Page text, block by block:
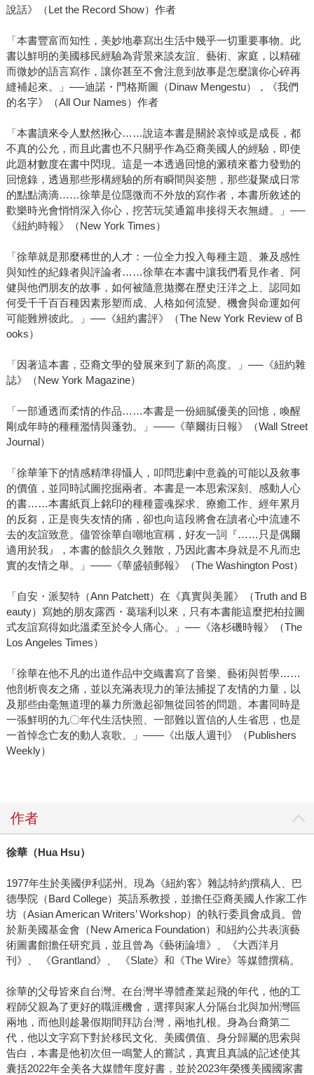
說話》（Let the Record Show）作者
「本書豐富而知性，美妙地摹寫出生活中幾乎一切重要事物。此
書以鮮明的美國移民經驗為背景來談友誼、藝術、家庭，以精確
而微妙的語言寫作，讓你甚至不會注意到故事是怎麼讓你心碎再
縫補起來。」──迪諾・門格斯圖（Dinaw Mengestu），《我們
的名字》（All Our Names）作者
「本書讀來令人默然揪心……說這本書是關於哀悼或是成長，都
不真的公允，而且此書也不只關乎作為亞裔美國人的經驗，即使
此題材數度在書中閃現。這是一本透過回憶的澱積來蓄力發勁的
回憶錄，透過那些形構經驗的所有瞬間與姿態，那些凝聚成日常
的點點滴滴……徐華是位隱微而不外放的寫作者，本書所敘述的
歡樂時光會悄悄深入你心，挖苦玩笑通篇串接得天衣無縫。」──
《紐約時報》（New York Times）
「徐華就是那麼稀世的人才：一位全力投入每種主題、兼及感性
與知性的紀錄者與評論者……徐華在本書中讓我們看見作者、阿
健與他們朋友的故事，如何被隨意拋擲在歷史汪洋之上、認同如
何受千千百百種因素形塑而成、人格如何流變、機會與命運如何
可能難辨彼此。」──《紐約書評》（The New York Review of B
ooks）
「因著這本書，亞裔文學的發展來到了新的高度。」──《紐約雜
誌》（New York Magazine）
「一部通透而柔情的作品……本書是一份細膩優美的回憶，喚醒
剛成年時的種種濫情與蓬勃。」——《華爾街日報》（Wall Street
Journal）
「徐華筆下的情感精準得懾人，叩問悲劇中意義的可能以及敘事
的價值，並同時試圖挖掘兩者。本書是一本思索深刻、感動人心
的書……本書紙頁上銘印的種種靈魂探求、療癒工作、經年累月
的反芻，正是喪失友情的痛，卻也向這段將會在讀者心中流連不
去的友誼致意。儘管徐華自嘲地宣稱，好友一詞『……只是偶爾
適用於我』，本書的餘韻久久難散，乃因此書本身就是不凡而忠
實的友情之舉。」——《華盛頓郵報》（The Washington Post）
「自安・派契特（Ann Patchett）在《真實與美麗》（Truth and B
eauty）寫她的朋友露西・葛瑞利以來，只有本書能這麼把柏拉圖
式友誼寫得如此溫柔至於令人痛心。」──《洛杉磯時報》（The
Los Angeles Times）
「徐華在他不凡的出道作品中交織書寫了音樂、藝術與哲學……
他剖析喪友之痛，並以充滿表現力的筆法捕捉了友情的力量，以
及那些由毫無道理的暴力所激起卻無從回答的問題。本書同時是
一張鮮明的九〇年代生活快照、一部難以置信的人生省思，也是
一首悼念亡友的動人哀歌。」——《出版人週刊》（Publishers
Weekly）
作者
徐華（Hua Hsu）
1977年生於美國伊利諾州。現為《紐約客》雜誌特約撰稿人、巴
德學院（Bard College）英語系教授，並擔任亞裔美國人作家工作
坊（Asian American Writers’ Workshop）的執行委員會成員。曾
於新美國基金會（New America Foundation）和紐約公共表演藝
術圖書館擔任研究員，並且曾為《藝術論壇》、《大西洋月
刊》、 《Grantland》、 《Slate》和《The Wire》等媒體撰稿。
徐華的父母皆來自台灣。在台灣半導體產業起飛的年代，他的工
程師父親為了更好的職涯機會，選擇與家人分隔台北與加州灣區
兩地，而他則趁暑假期間拜訪台灣，兩地扎根。身為台裔第二
代，他以文字寫下對於移民文化、美國價值、身分歸屬的思索與
告白，本書是他初次但一鳴驚人的嘗試，真實且真誠的記述使其
囊括2022年全美各大媒體年度好書，並於2023年榮獲美國國家書